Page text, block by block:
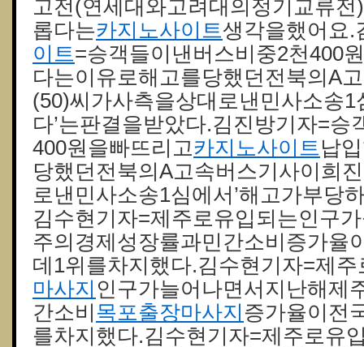
고전(연세대와고려대의정기교류
롭다는카지노사이트생각을했어요.
이트=승객들이낸버스비중2천400
다는이유로해고를당했던전북의A
(50)씨가사측을상대로낸민사소송1
다’는판결을받았다.김진방기자=승
400원을빠뜨리고카지노사이트납
당했던전북의A고속버스기사이희
로낸민사소송1심에서’해고가부당
김수현기자=제주로유입되는인구
주의경제성장률과민간소비증가율
데1위를차지했다.김수현기자=제
마사지 인구가늘어나면서지난해제
간소비 목포출장마사지 증가율이전
를차지했다.김수현기자=제주로유